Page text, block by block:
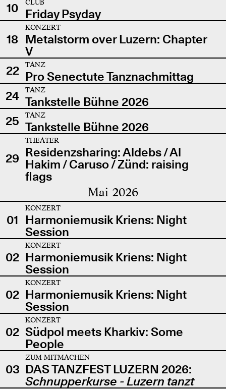
10
CLUB
Friday Psyday
18
KONZERT
Metalstorm over Luzern: Chapter
V
22
TANZ
Pro Senectute Tanznachmittag
24
TANZ
Tankstelle Bühne 2026
25
TANZ
Tankstelle Bühne 2026
29
THEATER
Residenzsharing: Aldebs / Al
Hakim / Caruso / Zünd: raising
flags
Mai 2026
01
KONZERT
Harmoniemusik Kriens: Night
Session
02
KONZERT
Harmoniemusik Kriens: Night
Session
02
KONZERT
Harmoniemusik Kriens: Night
Session
02
KONZERT
Südpol meets Kharkiv: Some
People
03
ZUM MITMACHEN
DAS TANZFEST LUZERN 2026:
Schnupperkurse - Luzern tanzt